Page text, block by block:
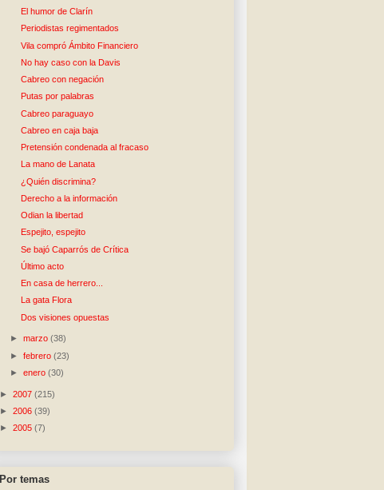
El humor de Clarín
Periodistas regimentados
Vila compró Ámbito Financiero
No hay caso con la Davis
Cabreo con negación
Putas por palabras
Cabreo paraguayo
Cabreo en caja baja
Pretensión condenada al fracaso
La mano de Lanata
¿Quién discrimina?
Derecho a la información
Odian la libertad
Espejito, espejito
Se bajó Caparrós de Crítica
Último acto
En casa de herrero...
La gata Flora
Dos visiones opuestas
►marzo(38)
►febrero(23)
►enero(30)
► 2007 (215)
► 2006 (39)
► 2005 (7)
Por temas